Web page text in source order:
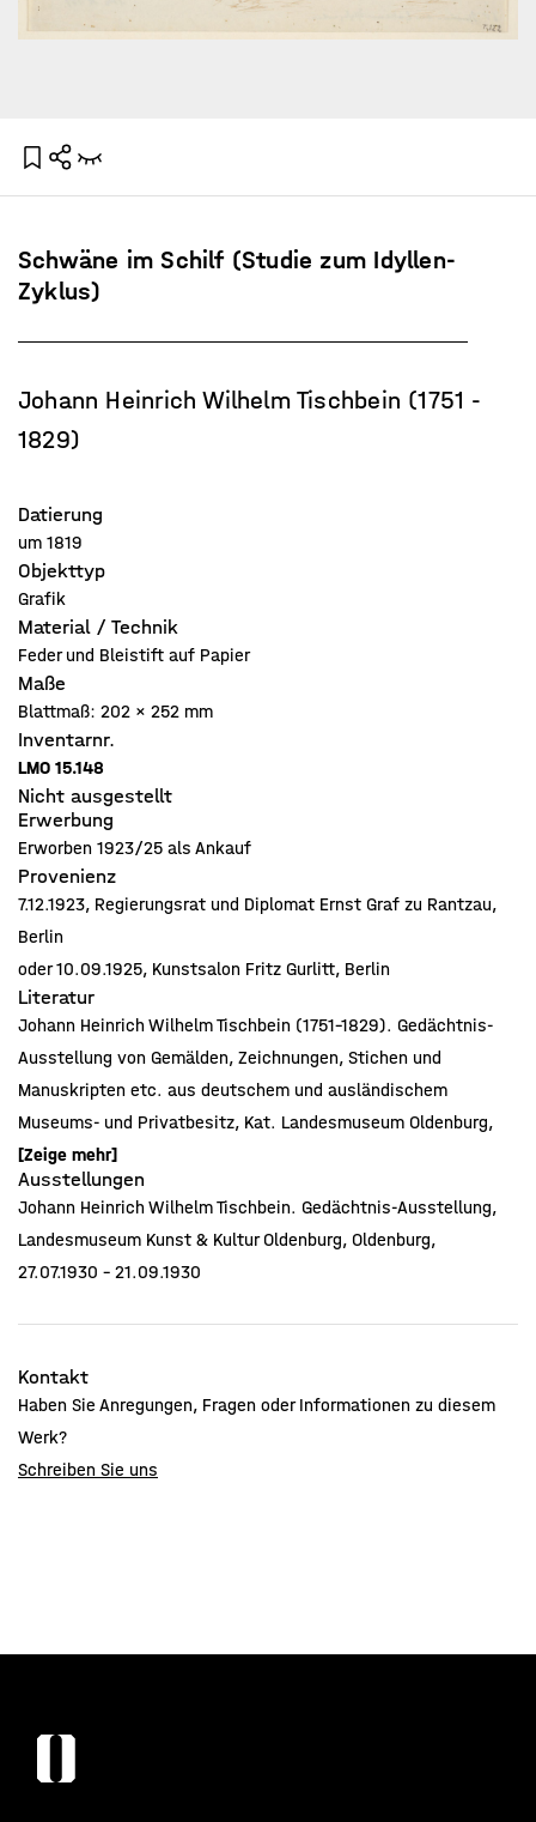
Schwäne im Schilf (Studie zum Idyllen-
Zyklus)
Johann Heinrich Wilhelm Tischbein (1751 -
1829)
Datierung
um 1819
Objekttyp
Grafik
Material / Technik
Feder und Bleistift auf Papier
Maße
Blattmaß: 202 x 252 mm
Inventarnr.
LMO 15.148
Nicht ausgestellt
Erwerbung
Erworben 1923/25 als Ankauf
Provenienz
7.12.1923, Regierungsrat und Diplomat Ernst Graf zu Rantzau,
Berlin
oder 10.09.1925, Kunstsalon Fritz Gurlitt, Berlin
Literatur
Johann Heinrich Wilhelm Tischbein (1751–1829). Gedächtnis-
Ausstellung von Gemälden, Zeichnungen, Stichen und
Manuskripten etc. aus deutschem und ausländischem
Museums- und Privatbesitz, Kat. Landesmuseum Oldenburg,
Oldenburg 1930, Erw.-S.: 62, Kat. Nr.: 456.
[Zeige mehr]
Ausstellungen
Johann Heinrich Wilhelm Tischbein. Gedächtnis-Ausstellung,
Landesmuseum Kunst & Kultur Oldenburg, Oldenburg,
27.07.1930 - 21.09.1930
Kontakt
Haben Sie Anregungen, Fragen oder Informationen zu diesem
Werk?
Schreiben Sie uns